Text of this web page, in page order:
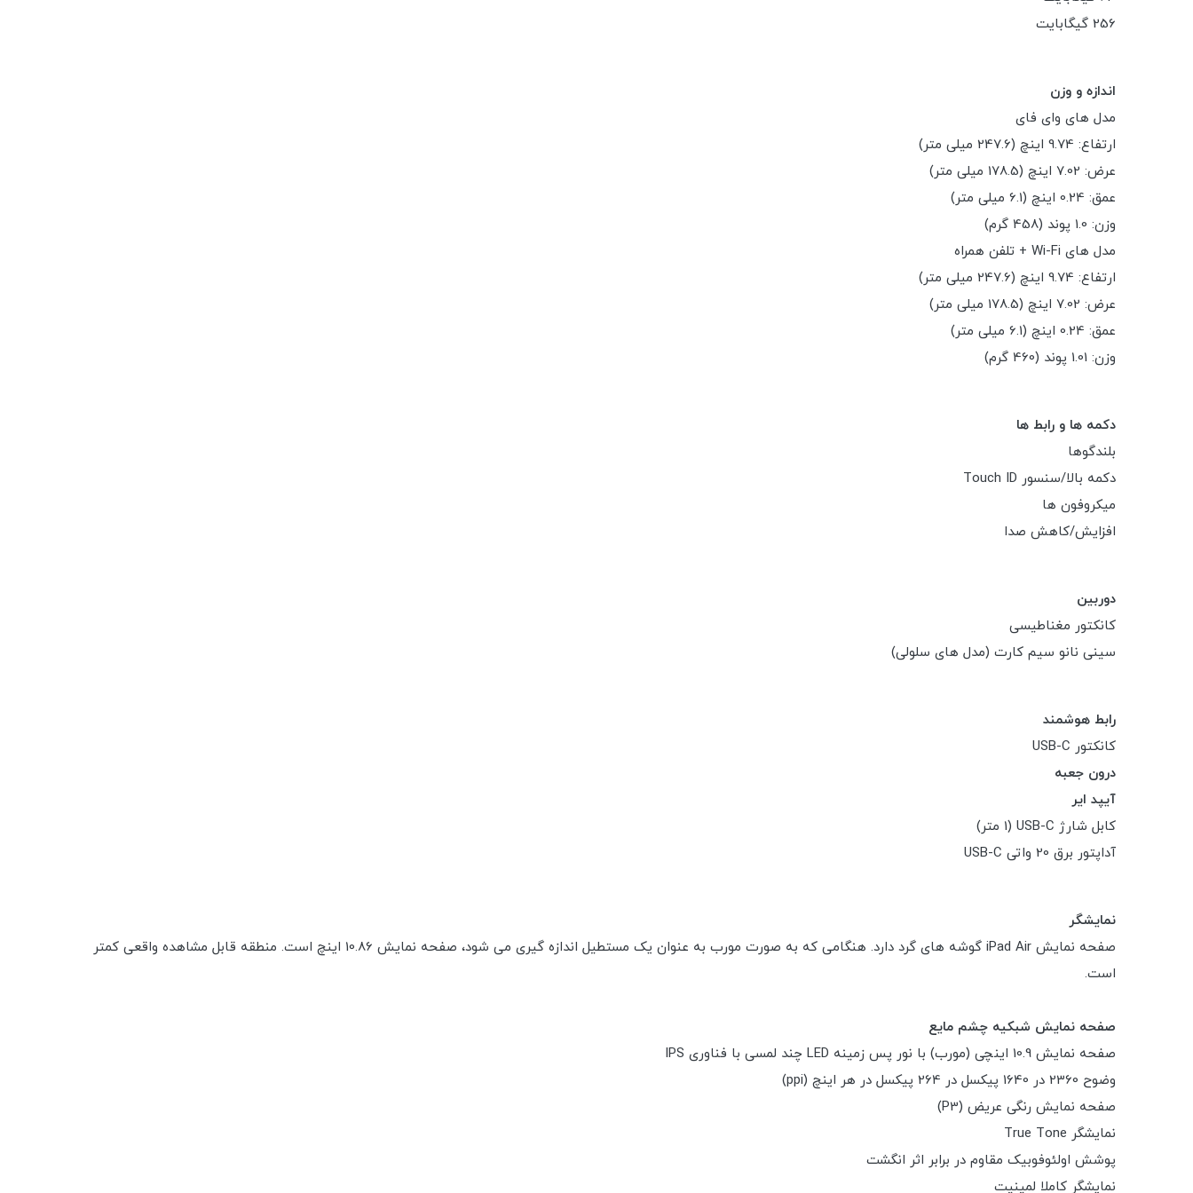
256 گیگابایت
اندازه و وزن
مدل های وای فای
ارتفاع: 9.74 اینچ (247.6 میلی متر)
عرض: 7.02 اینچ (178.5 میلی متر)
عمق: 0.24 اینچ (6.1 میلی متر)
وزن: 1.0 پوند (458 گرم)
مدل های Wi-Fi + تلفن همراه
ارتفاع: 9.74 اینچ (247.6 میلی متر)
عرض: 7.02 اینچ (178.5 میلی متر)
عمق: 0.24 اینچ (6.1 میلی متر)
وزن: 1.01 پوند (460 گرم)
دکمه ها و رابط ها
بلندگوها
دکمه بالا/سنسور Touch ID
میکروفون ها
افزایش/کاهش صدا
دوربین
کانکتور مغناطیسی
سینی نانو سیم کارت (مدل های سلولی)
رابط هوشمند
کانکتور USB-C
درون جعبه
آیپد ایر
کابل شارژ USB-C (1 متر)
آداپتور برق 20 واتی USB-C
نمایشگر
صفحه نمایش iPad Air گوشه های گرد دارد. هنگامی که به صورت مورب به عنوان یک مستطیل اندازه گیری می شود، صفحه نمایش 10.86 اینچ است. منطقه قابل مشاهده واقعی کمتر
است.
صفحه نمایش شبکیه چشم مایع
صفحه نمایش 10.9 اینچی (مورب) با نور پس زمینه LED چند لمسی با فناوری IPS
وضوح 2360 در 1640 پیکسل در 264 پیکسل در هر اینچ (ppi)
صفحه نمایش رنگی عریض (P3)
نمایشگر True Tone
پوشش اولئوفوبیک مقاوم در برابر اثر انگشت
نمایشگر کاملا لمینیت